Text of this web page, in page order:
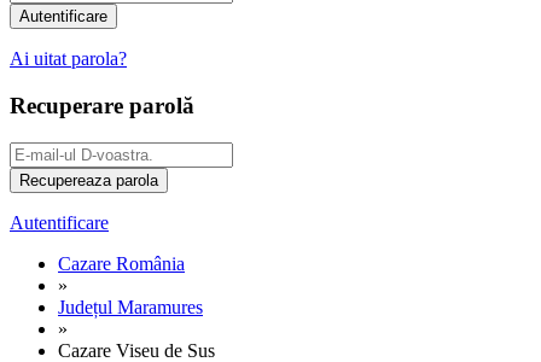
Ai uitat parola?
Recuperare parolă
Autentificare
Cazare România
»
Județul Maramures
»
Cazare Viseu de Sus